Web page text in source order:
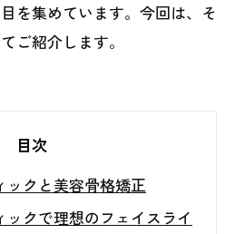
を集めています。今回は、そ
ご紹介します。
目次
ックと美容骨格矯正
ックで理想のフェイスライ